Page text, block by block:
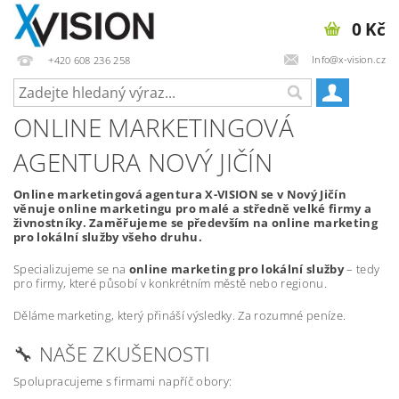
+420 608 236 258 Info@x-vision.cz
0 Kč
ONLINE MARKETINGOVÁ
AGENTURA NOVÝ JIČÍN
Online marketingová agentura X-VISION se v Nový Jičín
věnuje online marketingu pro malé a středně velké firmy a
živnostníky. Zaměřujeme se především na online marketing
pro lokální služby všeho druhu.
Specializujeme se na online marketing pro lokální služby– tedy
pro firmy, které působí v konkrétním městě nebo regionu.
Děláme marketing, který přináší výsledky. Za rozumné peníze.
🔧 NAŠE ZKUŠENOSTI
Spolupracujeme s firmami napříč obory: